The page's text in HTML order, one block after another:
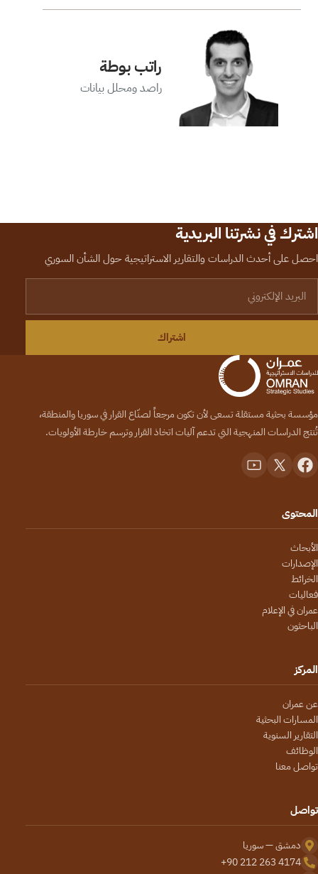
راتب بوطة
راصد ومحلل بيانات
اشترك في نشرتنا البريدية
احصل على أحدث الدراسات والتقارير الاستراتيجية حول الشأن السوري
اشتراك
مؤسسة بحثية مستقلة تسعى لأن تكون مرجعاً لصنّاع القرار في سوريا والمنطقة،
تُنتج الدراسات المنهجية التي تدعم آليات اتخاذ القرار وترسم خارطة الأولويات.
المحتوى
الأبحاث
الإصدارات
الخرائط
فعاليات
عمران في الإعلام
الباحثون
المركز
عن عمران
المسارات البحثية
التقارير السنوية
الوظائف
تواصل معنا
تواصل
دمشق — سوريا
+90 212 263 4174